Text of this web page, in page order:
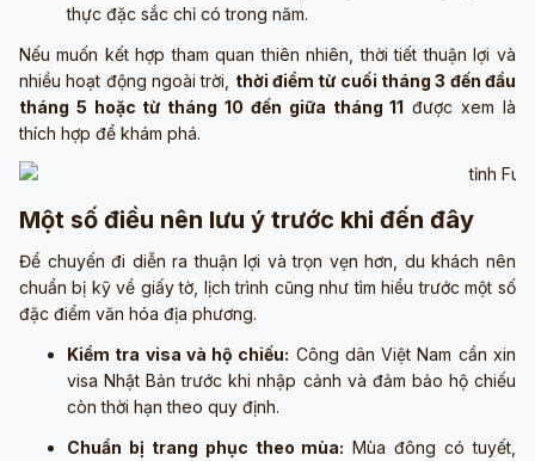
thực đặc sắc chỉ có trong năm.
Nếu muốn kết hợp tham quan thiên nhiên, thời tiết thuận lợi và
nhiều hoạt động ngoài trời, thời điểm từ cuối tháng 3 đến đầu
tháng 5 hoặc từ tháng 10 đến giữa tháng 11 được xem là
thích hợp để khám phá.
Một số điều nên lưu ý trước khi đến đây
Để chuyến đi diễn ra thuận lợi và trọn vẹn hơn, du khách nên
chuẩn bị kỹ về giấy tờ, lịch trình cũng như tìm hiểu trước một số
đặc điểm văn hóa địa phương.
Kiểm tra visa và hộ chiếu: Công dân Việt Nam cần xin
visa Nhật Bản trước khi nhập cảnh và đảm bảo hộ chiếu
còn thời hạn theo quy định.
Chuẩn bị trang phục theo mùa: Mùa đông có tuyết,